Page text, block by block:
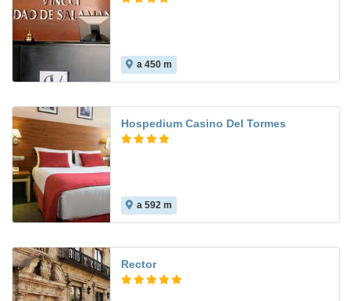
a 450 m
Hospedium Casino Del Tormes
a 592 m
Rector